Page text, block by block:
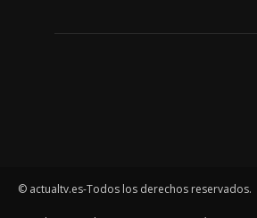
© actualtv.es-Todos los derechos reservados.